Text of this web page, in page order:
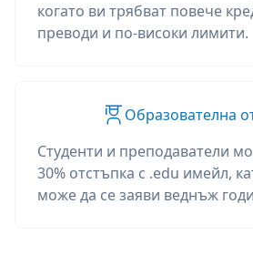
когато ви трябват повече
преводи и по-високи лимити.
Образователна
Студенти и преподаватели
30% отстъпка с .edu имейл,
може да се заяви веднъж